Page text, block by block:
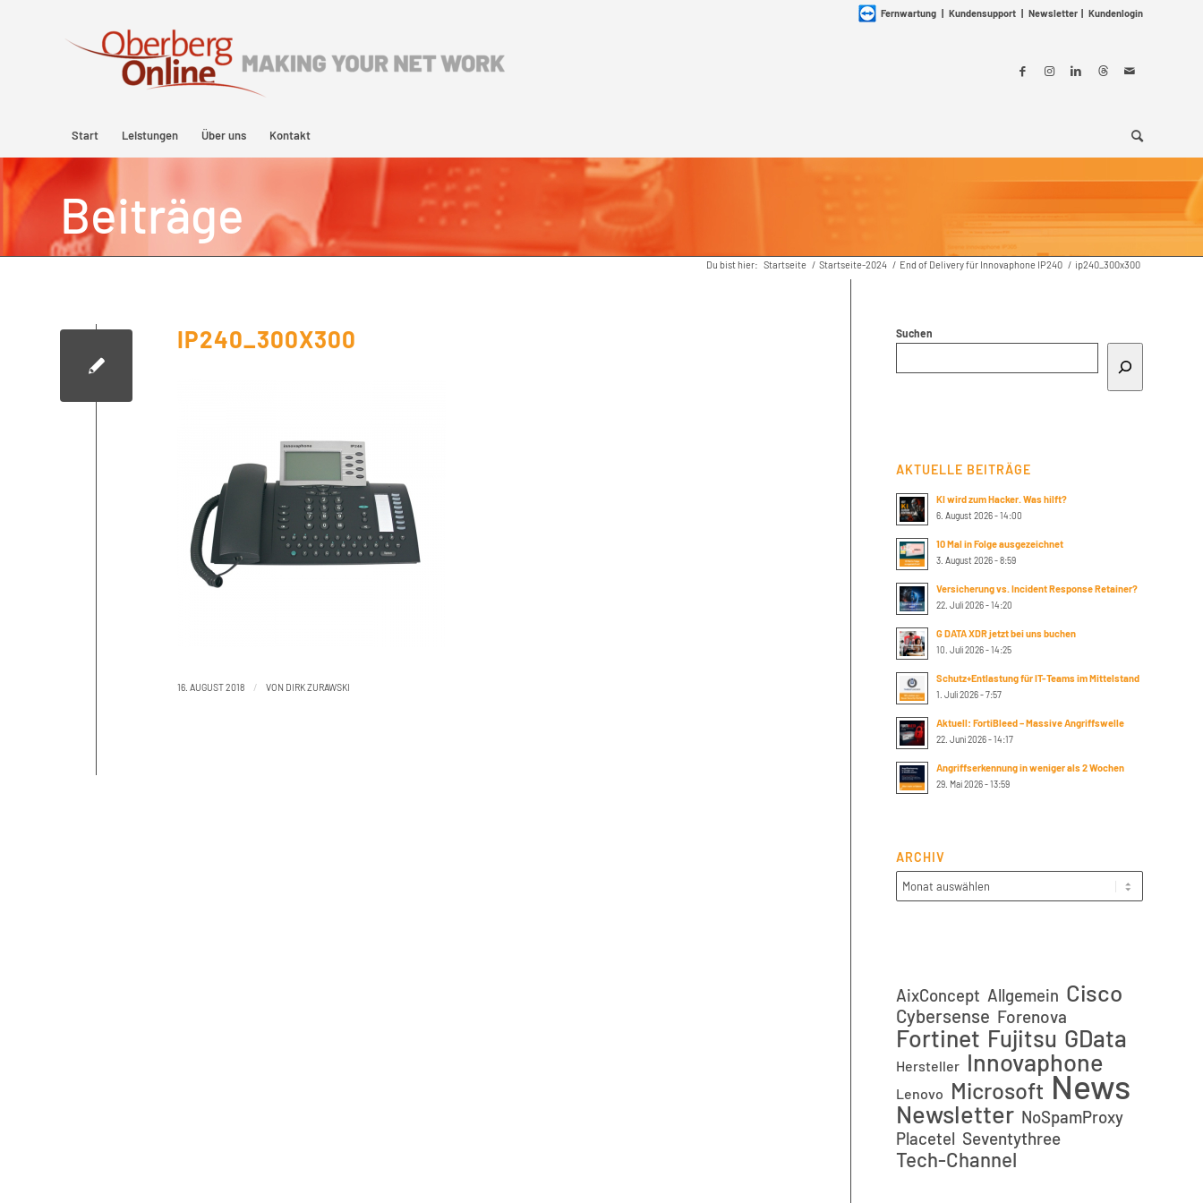
Fernwartung | Kundensupport | Newsletter | Kundenlogin
Start Leistungen Über uns Kontakt
Beiträge
Du bist hier: Startseite / Startseite-2024 / End of Delivery für Innovaphone IP240 / ip240_300x300
IP240_300X300
16. AUGUST 2018 / VON DIRK ZURAWSKI
Suchen
AKTUELLE BEITRÄGE
KI wird zum Hacker. Was hilft?
6. August 2026 - 14:00
10 Mal in Folge ausgezeichnet
3. August 2026 - 8:59
Versicherung vs. Incident Response Retainer?
22. Juli 2026 - 14:20
G DATA XDR jetzt bei uns buchen
10. Juli 2026 - 14:25
Schutz+Entlastung für IT-Teams im Mittelstand
1. Juli 2026 - 7:57
Aktuell: FortiBleed – Massive Angriffswelle
22. Juni 2026 - 14:17
Angriffserkennung in weniger als 2 Wochen
29. Mai 2026 - 13:59
ARCHIV
AixConcept Allgemein Cisco
Cybersense Forenova
Fortinet Fujitsu GData
Hersteller Innovaphone
Lenovo Microsoft News
Newsletter NoSpamProxy
Placetel Seventythree
Tech-Channel